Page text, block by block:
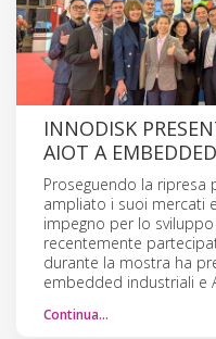
INNODISK
AIOT A
Proseguendo la ripresa
ampliato i suoi mercati
impegno per lo
recentemente
durante la mostra ha
embedded industriali e
Continua…